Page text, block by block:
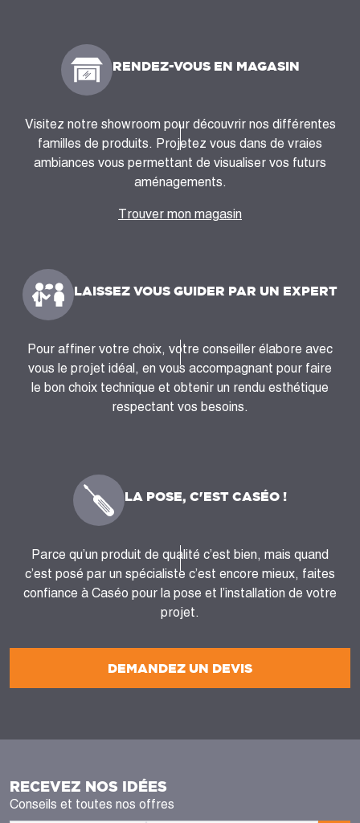
DEMANDEZ UN DEVIS
RENDEZ-VOUS EN MAGASIN
Visitez notre showroom pour découvrir nos différentes
familles de produits. Projetez vous dans de vraies
ambiances vous permettant de visualiser vos futurs
aménagements.
Trouver mon magasin
LAISSEZ VOUS GUIDER PAR UN EXPERT
Pour affiner votre choix, votre conseiller élabore avec
vous le projet idéal, en vous accompagnant pour faire
le bon choix technique et obtenir un rendu esthétique
respectant vos besoins.
LA POSE, C'EST CASÉO !
Parce qu’un produit de qualité c’est bien, mais quand
c’est posé par un spécialiste c’est encore mieux, faites
confiance à Caséo pour la pose et l’installation de votre
projet.
RECEVEZ NOS IDÉES
Conseils et toutes nos offres